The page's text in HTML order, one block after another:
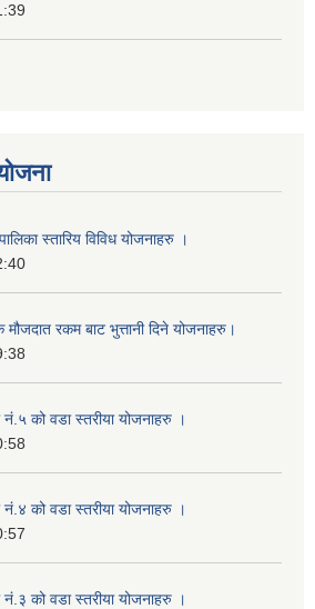
स्तारिय विविध योजनाहरु ।
रकम बाट भुत्तानी दिने योजनाहरु।
को वडा स्तरीया योजनाहरु ।
को वडा स्तरीया योजनाहरु ।
को वडा स्तरीया योजनाहरु ।